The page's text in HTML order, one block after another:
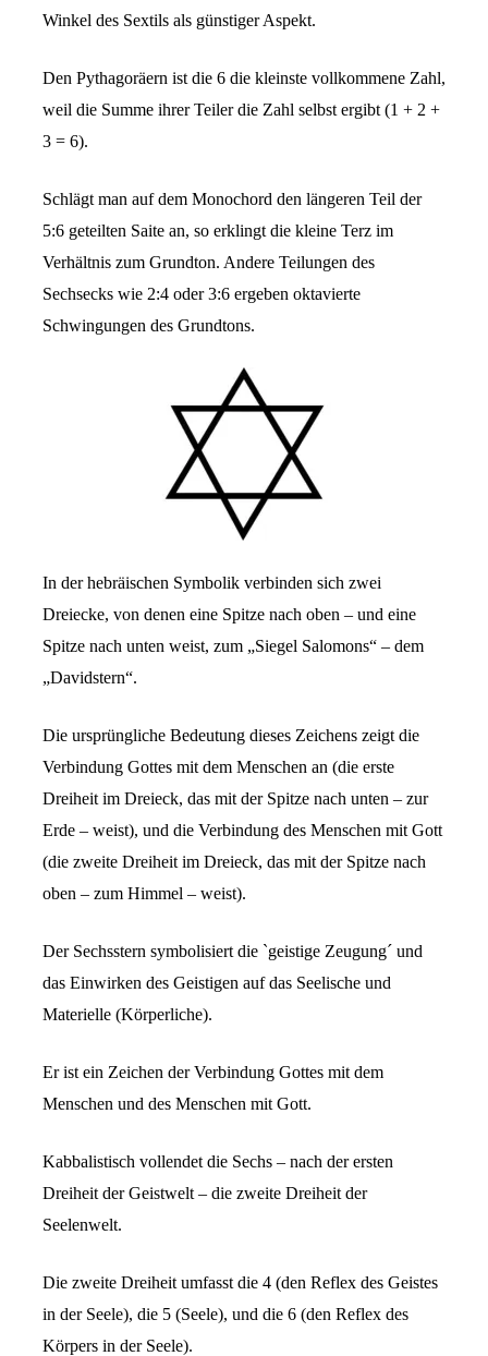
Winkel des Sextils als günstiger Aspekt.
Den Pythagoräern ist die 6 die kleinste vollkommene Zahl,
weil die Summe ihrer Teiler die Zahl selbst ergibt (1 + 2 +
3 = 6).
Schlägt man auf dem Monochord den längeren Teil der
5:6 geteilten Saite an, so erklingt die kleine Terz im
Verhältnis zum Grundton. Andere Teilungen des
Sechsecks wie 2:4 oder 3:6 ergeben oktavierte
Schwingungen des Grundtons.
In der hebräischen Symbolik verbinden sich zwei
Dreiecke, von denen eine Spitze nach oben – und eine
Spitze nach unten weist, zum „Siegel Salomons“ – dem
„Davidstern“.
Die ursprüngliche Bedeutung dieses Zeichens zeigt die
Verbindung Gottes mit dem Menschen an (die erste
Dreiheit im Dreieck, das mit der Spitze nach unten – zur
Erde – weist), und die Verbindung des Menschen mit Gott
(die zweite Dreiheit im Dreieck, das mit der Spitze nach
oben – zum Himmel – weist).
Der Sechsstern symbolisiert die `geistige Zeugung´ und
das Einwirken des Geistigen auf das Seelische und
Materielle (Körperliche).
Er ist ein Zeichen der Verbindung Gottes mit dem
Menschen und des Menschen mit Gott.
Kabbalistisch vollendet die Sechs – nach der ersten
Dreiheit der Geistwelt – die zweite Dreiheit der
Seelenwelt.
Die zweite Dreiheit umfasst die 4 (den Reflex des Geistes
in der Seele), die 5 (Seele), und die 6 (den Reflex des
Körpers in der Seele).